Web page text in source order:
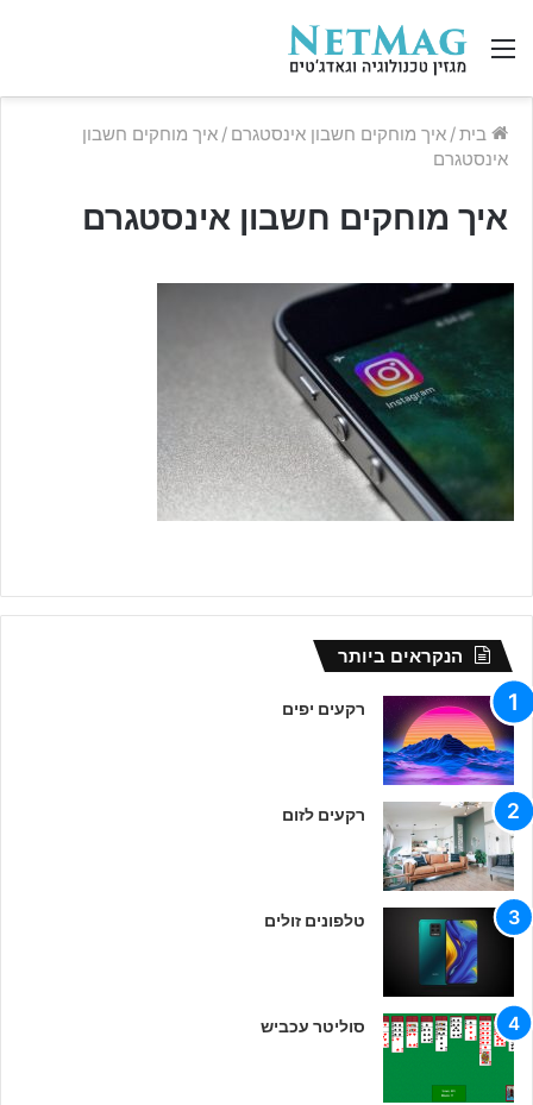
תפריט
בית/ איך מוחקים חשבון אינסטגרם / איך מוחקים חשבון
אינסטגרם
איך מוחקים חשבון אינסטגרם
הנקראים ביותר
רקעים יפים
רקעים לזום
טלפונים זולים
סוליטר עכביש